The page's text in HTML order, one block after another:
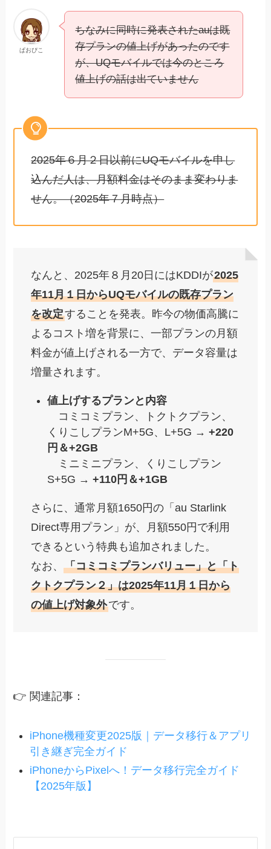
ぱおぴこ
ちなみに同時に発表されたauは既
存プランの値上げがあったのです
が、UQモバイルでは今のところ
値上げの話は出ていません
2025年６月２日以前にUQモバイルを申し
込んだ人は、月額料金はそのまま変わりま
せん。（2025年７月時点）
なんと、2025年８月20日にはKDDIが2025
年11月１日からUQモバイルの既存プラン
を改定することを発表。昨今の物価高騰に
よるコスト増を背景に、一部プランの月額
料金が値上げされる一方で、データ容量は
増量されます。
値上げするプランと内容
コミコミプラン、トクトクプラン、
くりこしプランM+5G、L+5G →+220
円＆+2GB
ミニミニプラン、くりこしプラン
S+5G →+110円＆+1GB
さらに、通常月額1650円の「au Starlink
Direct専用プラン」が、月額550円で利用
できるという特典も追加されました。
なお、「コミコミプランバリュー」と「ト
クトクプラン２」は2025年11月１日から
の値上げ対象外です。
👉 関連記事：
iPhone機種変更2025版｜データ移行＆アプリ
引き継ぎ完全ガイド
iPhoneからPixelへ！データ移行完全ガイド
【2025年版】